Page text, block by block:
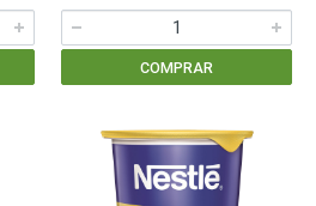
COMPRAR